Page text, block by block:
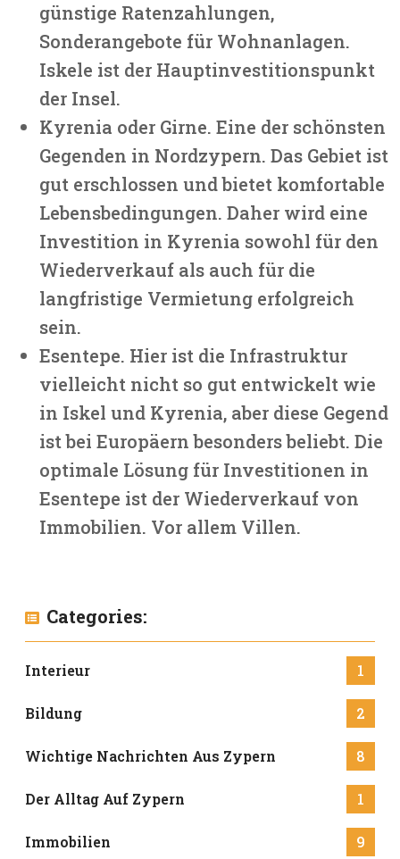
günstige Ratenzahlungen,
Sonderangebote für Wohnanlagen.
Iskele ist der Hauptinvestitionspunkt
der Insel.
Kyrenia oder Girne. Eine der schönsten
Gegenden in Nordzypern. Das Gebiet ist
gut erschlossen und bietet komfortable
Lebensbedingungen. Daher wird eine
Investition in Kyrenia sowohl für den
Wiederverkauf als auch für die
langfristige Vermietung erfolgreich
sein.
Esentepe. Hier ist die Infrastruktur
vielleicht nicht so gut entwickelt wie
in Iskel und Kyrenia, aber diese Gegend
ist bei Europäern besonders beliebt. Die
optimale Lösung für Investitionen in
Esentepe ist der Wiederverkauf von
Immobilien. Vor allem Villen.
Categories:
Interieur 1
Bildung 2
Wichtige Nachrichten Aus Zypern 8
Der Alltag Auf Zypern 1
Immobilien 9